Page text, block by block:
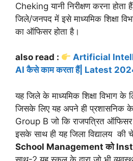
Cheking यानी निरीक्षण करना
जिले/जनपद में इसे माध्यमिक शिक्षा
का ऑफिसर होता है।
also read :
Artificial
AI कैसे काम करता हैं| Latest
यह जिले के माध्यमिक शिक्षा विभाग के
जिसके लिए यह अपने ही प्रशासनिक
Group B जो कि राजपत्रित
इसके साथ ही यह जिला विद्यालय
School Management को